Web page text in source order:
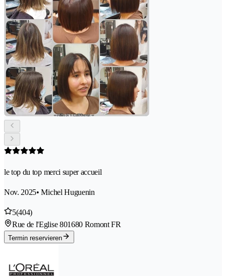
le top du top merci super accueil
Nov. 2025• Michel Huguenin
5(404)
Rue de l'Eglise 801680 Romont FR
Termin reservieren